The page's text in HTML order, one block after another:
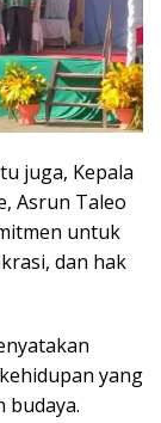
juga, Kepala
Asrun Taleo
untuk
dan hak
yang
budaya.